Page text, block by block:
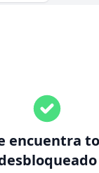
encuentra